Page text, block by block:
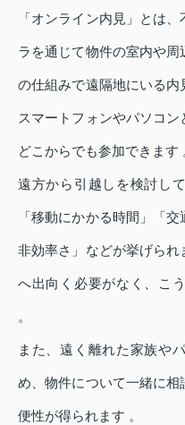
「オンライン内見」とは
ラを通じて物件の室内や
の仕組みで遠隔地にいる内
スマートフォンやパソコン
どこからでも参加できます
遠方から引越しを検討し
「移動にかかる時間」「
非効率さ」などが挙げら
へ出向く必要がなく、こ
。
また、遠く離れた家族や
め、物件について一緒に相
便性が得られます 。